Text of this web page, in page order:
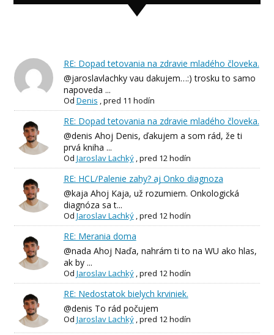
RE: Dopad tetovania na zdravie mladého človeka.
@jaroslavlachky vau dakujem…:) trosku to samo
napoveda ...
Od Denis ,pred 11 hodín
RE: Dopad tetovania na zdravie mladého človeka.
@denis Ahoj Denis, ďakujem a som rád, že ti
prvá kniha ...
Od Jaroslav Lachký,pred 12 hodín
RE: HCL/Palenie zahy? aj Onko diagnoza
@kaja Ahoj Kaja, už rozumiem. Onkologická
diagnóza sa t...
Od Jaroslav Lachký,pred 12 hodín
RE: Merania doma
@nada Ahoj Naďa, nahrám ti to na WU ako hlas,
ak by ...
Od Jaroslav Lachký,pred 12 hodín
RE: Nedostatok bielych krviniek.
@denis To rád počujem
Od Jaroslav Lachký,pred 12 hodín